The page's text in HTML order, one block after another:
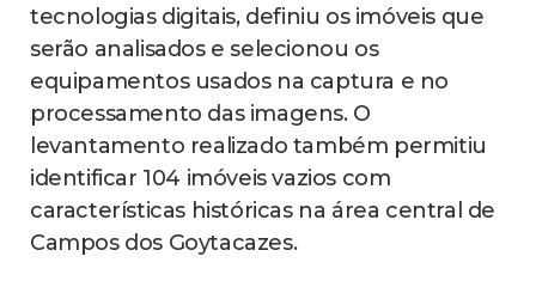
tecnologias digitais, definiu os imóveis que
serão analisados e selecionou os
equipamentos usados na captura e no
processamento das imagens. O
levantamento realizado também permitiu
identificar 104 imóveis vazios com
características históricas na área central de
Campos dos Goytacazes.